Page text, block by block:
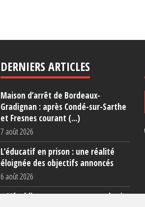
DERNIERS ARTICLES
Maison d’arrêt de Bordeaux-
Gradignan : après Condé-sur-Sarthe
et Fresnes courant (...)
7 août 2026
L’éducatif en prison : une réalité
éloignée des objectifs annoncés
6 août 2026
« L’établissement est une porcherie